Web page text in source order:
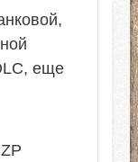
еще